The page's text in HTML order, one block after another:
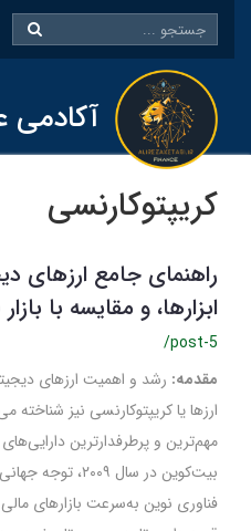
آکادمی
کریپتوکارنسی
راهنمای جامع ارزهای
ابزارها، و مقایسه با
/post-5
مقدمه:رشد و اهمیت ارزهای
ارزها یا کریپتوکارنسی نیز شناخته
مهم‌ترین و پرطرفدارترین دارایی‌های
بیت‌کوین در سال
فناوری نوین به‌سرعت بازارهای مالی